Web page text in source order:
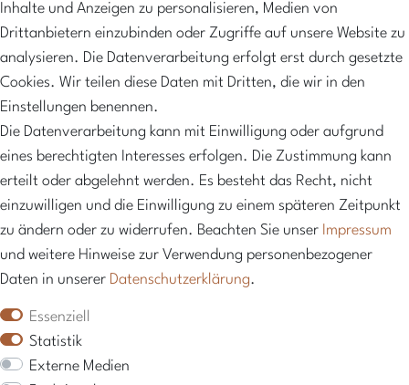
NEWSLETTER
Abonniere unseren Newsletter und erhalte 10%
Rabatt sowie regelmäßige Informationen über neue
Produkte, exklusive Angebote und vieles mehr
Hier anmelden
* inkl. ges. MwSt. zzgl.
Inhalte und Anzeigen zu personalisieren, Medien von
Drittanbietern einzubinden oder Zugriffe auf unsere Website zu
analysieren. Die Datenverarbeitung erfolgt erst durch gesetzte
Cookies. Wir teilen diese Daten mit Dritten, die wir in den
Einstellungen benennen.
Die Datenverarbeitung kann mit Einwilligung oder aufgrund
eines berechtigten Interesses erfolgen. Die Zustimmung kann
erteilt oder abgelehnt werden. Es besteht das Recht, nicht
einzuwilligen und die Einwilligung zu einem späteren Zeitpunkt
zu ändern oder zu widerrufen. Beachten Sie unser Impressum
und weitere Hinweise zur Verwendung personenbezogener
Daten in unserer Daten­schutz­erklärung.
Essenziell
Statistik
Externe Medien